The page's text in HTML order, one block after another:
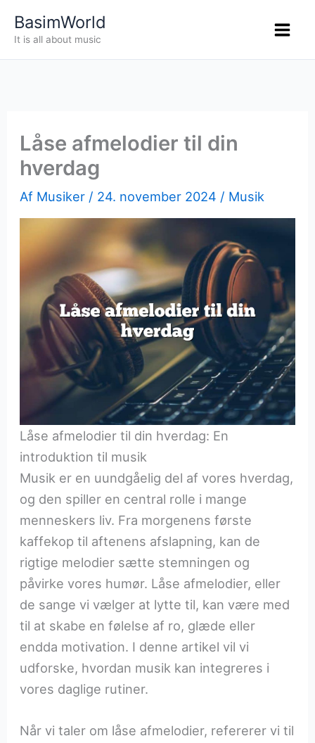
BasimWorld
It is all about music
Låse afmelodier til din
hverdag
Af Musiker / 24. november 2024 / Musik
Låse afmelodier til din hverdag: En
introduktion til musik
Musik er en uundgåelig del af vores hverdag,
og den spiller en central rolle i mange
menneskers liv. Fra morgenens første
kaffekop til aftenens afslapning, kan de
rigtige melodier sætte stemningen og
påvirke vores humør. Låse afmelodier, eller
de sange vi vælger at lytte til, kan være med
til at skabe en følelse af ro, glæde eller
endda motivation. I denne artikel vil vi
udforske, hvordan musik kan integreres i
vores daglige rutiner.
Når vi taler om låse afmelodier, refererer vi til